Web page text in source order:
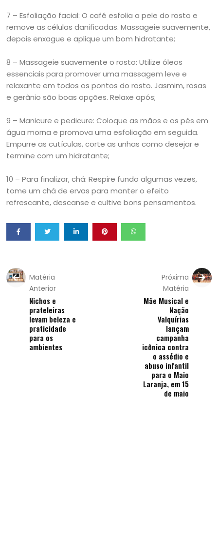
7 – Esfoliação facial: O café esfolia a pele do rosto e
remove as células danificadas. Massageie suavemente,
depois enxague e aplique um bom hidratante;
8 – Massageie suavemente o rosto: Utilize óleos
essenciais para promover uma massagem leve e
relaxante em todos os pontos do rosto. Jasmim, rosas
e gerânio são boas opções. Relaxe após;
9 – Manicure e pedicure: Coloque as mãos e os pés em
água morna e promova uma esfoliação em seguida.
Empurre as cutículas, corte as unhas como desejar e
termine com um hidratante;
10 – Para finalizar, chá: Respire fundo algumas vezes,
tome um chá de ervas para manter o efeito
refrescante, descanse e cultive bons pensamentos.
Matéria
Anterior
Nichos e
prateleiras
levam beleza e
praticidade
para os
ambientes
Próxima
Matéria
Mãe Musical e
Nação
Valquírias
lançam
campanha
icônica contra
o assédio e
abuso infantil
para o Maio
Laranja, em 15
de maio